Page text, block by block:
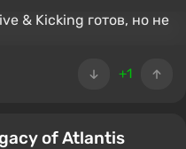
+1
of Atlantis